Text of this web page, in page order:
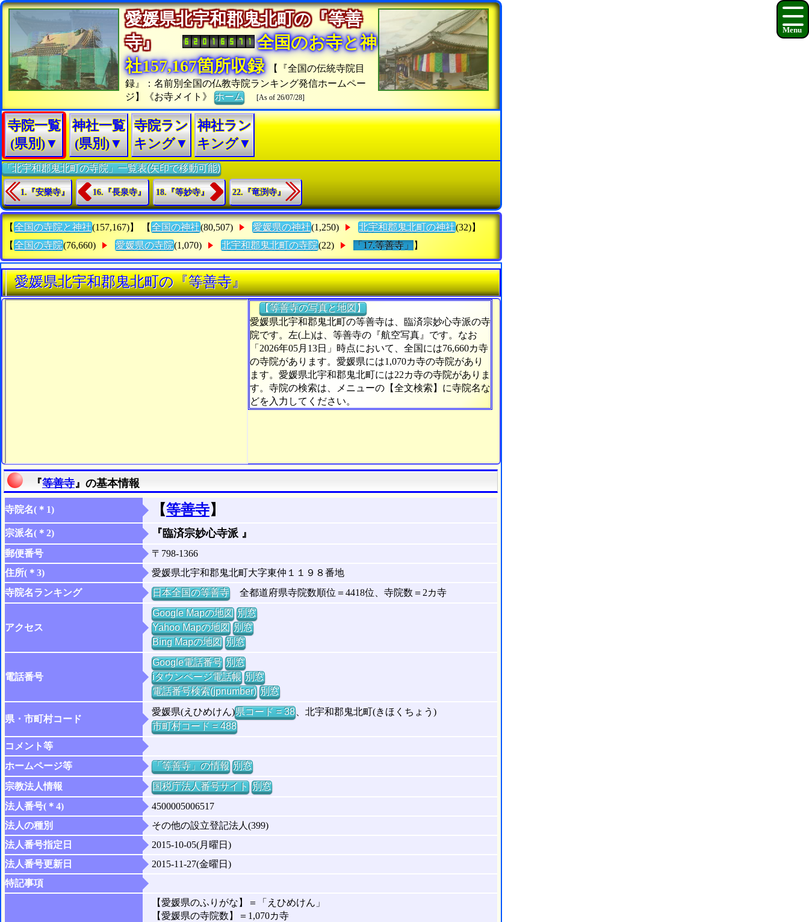
愛媛県北宇和郡鬼北町の『等善
寺』
全国のお寺と神
社157,167箇所収録
【『全国の伝統寺院目
録』：名前別全国の仏教寺院ランキング発信ホームペー
ジ】《お寺メイト》ホーム [As of 26/07/28]
寺院一覧
(県別)▼
神社一覧
(県別)▼
寺院ラン
キング▼
神社ラン
キング▼
「北宇和郡鬼北町の寺院」一覧表(矢印で移動可能)
1.『安樂寺』 16.『長泉寺』 18.『等妙寺』 22.『竜渕寺』
【 全国の寺院と神社(157,167)】 【 全国の神社(80,507) 愛媛県の神社(1,250) 北宇和郡鬼北町の神社(32)】
【 全国の寺院(76,660) 愛媛県の寺院(1,070) 北宇和郡鬼北町の寺院(22) 「17.等善寺」 】
愛媛県北宇和郡鬼北町の『等善寺』
【等善寺の写真と地図】
愛媛県北宇和郡鬼北町の等善寺は、臨済宗妙心寺派の寺
院です。左(上)は、等善寺の『航空写真』です。なお
「2026年05月13日」時点において、全国には76,660カ寺
の寺院があります。愛媛県には1,070カ寺の寺院があり
ます。愛媛県北宇和郡鬼北町には22カ寺の寺院がありま
す。寺院の検索は、メニューの【全文検索】に寺院名な
どを入力してください。
『等善寺』の基本情報
寺院名(＊1) 【等善寺】
宗派名(＊2) 『臨済宗妙心寺派 』
郵便番号
〒798-1366
住所(＊3)
愛媛県北宇和郡鬼北町大字東仲１１９８番地
寺院名ランキング
日本全国の等善寺全都道府県寺院数順位＝4418位、寺院数＝2カ寺
アクセス
Google Mapの地図 別窓
Yahoo Mapの地図 別窓
Bing Mapの地図 別窓
電話番号
Google電話番号 別窓
iタウンページ電話帳 別窓
電話番号検索(jpnumber) 別窓
県・市町村コード
愛媛県(えひめけん)県コード = 38、北宇和郡鬼北町(きほくちょう)
市町村コード = 488
コメント等
ホームページ等
「等善寺」の情報 別窓
宗教法人情報
国税庁法人番号サイト 別窓
法人番号(＊4)
4500005006517
法人の種別
その他の設立登記法人(399)
法人番号指定日
2015-10-05(月曜日)
法人番号更新日
2015-11-27(金曜日)
特記事項
【愛媛県のふりがな】＝「えひめけん」
【愛媛県の寺院数】＝1,070カ寺